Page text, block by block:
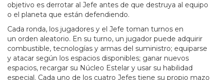
objetivo es derrotar al Jefe antes de que destruya al equipo
o el planeta que están defendiendo.
Cada ronda, los jugadores y el Jefe toman turnos en
un orden aleatorio. En su turno, un jugador puede adquirir
combustible, tecnologías y armas del suministro; equiparse
y atacar según los espacios disponibles; ganar nuevos
espacios, recargar su Núcleo Estelar y usar su habilidad
especial. Cada uno de los cuatro Jefes tiene su propio mazo